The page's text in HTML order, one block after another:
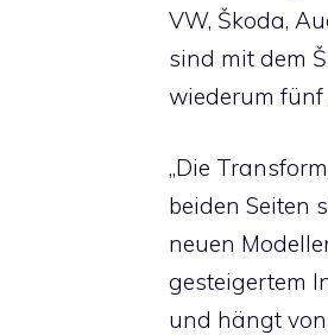
VW, Škoda,
sind mit dem
wiederum fünf
„Die
beiden Seiten
neuen
gesteigertem
und hängt